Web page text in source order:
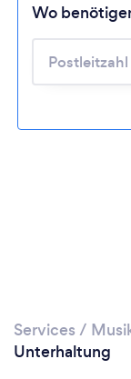
Wo
Services /
Unterhaltung